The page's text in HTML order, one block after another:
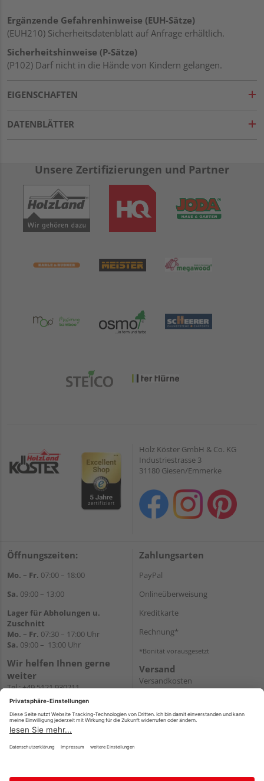
Ergänzende Gefahrenhinweise (EUH-Sätze)
(EUH210) Sicherheitsdatenblatt auf Anfrage erhältlich.
Sicherheitshinweise (P-Sätze)
(P102) Darf nicht in die Hände von Kindern gelangen.
EIGENSCHAFTEN
DATENBLÄTTER
Unsere Zertifizierungen und Partner
Holz Köster GmbH & Co. KG
Industriestrasse 3
31180 Giesen/Emmerke
Öffnungszeiten:
Mo. – Fr. 07:00 – 18:00
Sa. 09:00 – 13:00
Lager für Abholungen u.
Zuschnitt
Mo. – Fr. 07:30 – 17:00 Uhr
Sa. 09:00 – 13:00 Uhr
Wir helfen Ihnen gerne
weiter
Tel.:+49 5121 930211
E-Mail:holzlandshop@holzland-
Newsletter
Zahlungsarten
PayPal
Onlineüberweisung
Kreditkarte
Rechnung*
*Bonität vorausgesetzt
Versand
Versandkosten
Impressum AGB Widerruf Datenschutz